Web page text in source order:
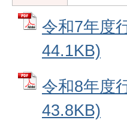
令和7年度
44.1KB)
令和8年度
43.8KB)